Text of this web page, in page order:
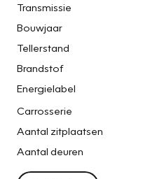
Transmissie
Bouwjaar
Tellerstand
Brandstof
Energielabel
Carrosserie
Aantal zitplaatsen
Aantal deuren